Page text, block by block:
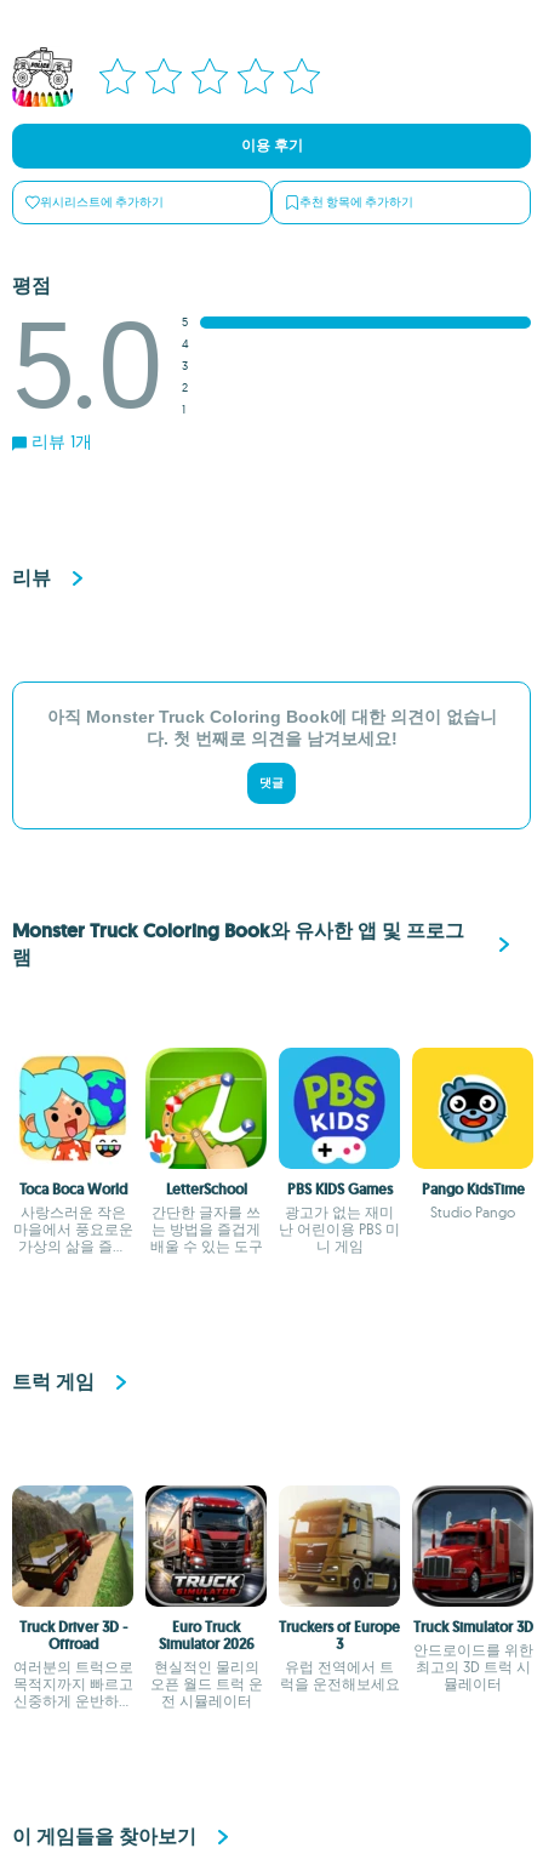
이용 후기
위시리스트에 추가하기 추천 항목에 추가하기
평점
5.0
5
4
3
2
1
리뷰 1개
리뷰
아직 Monster Truck Coloring Book에 대한 의견이 없습니
다. 첫 번째로 의견을 남겨보세요!
댓글
Monster Truck Coloring Book와 유사한 앱 및 프로그
램
Toca Boca World
사랑스러운 작은
마을에서 풍요로운
가상의 삶을 즐기
LetterSchool
간단한 글자를 쓰
는 방법을 즐겁게
배울 수 있는 도구
PBS KIDS Games
광고가 없는 재미
난 어린이용 PBS 미
니 게임
Pango KidsTime
Studio Pango
트럭 게임
Truck Driver 3D -
Offroad
여러분의 트럭으로
목적지까지 빠르고
신중하게 운반하세
Euro Truck
Simulator 2026
현실적인 물리의
오픈 월드 트럭 운
전 시뮬레이터
Truckers of Europe
3
유럽 전역에서 트
럭을 운전해보세요
Truck Simulator 3D
안드로이드를 위한
최고의 3D 트럭 시
뮬레이터
이 게임들을 찾아보기